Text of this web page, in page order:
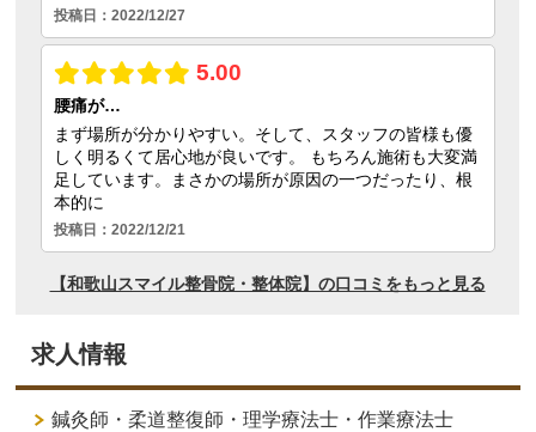
求人情報
鍼灸師・柔道整復師・理学療法士・作業療法士